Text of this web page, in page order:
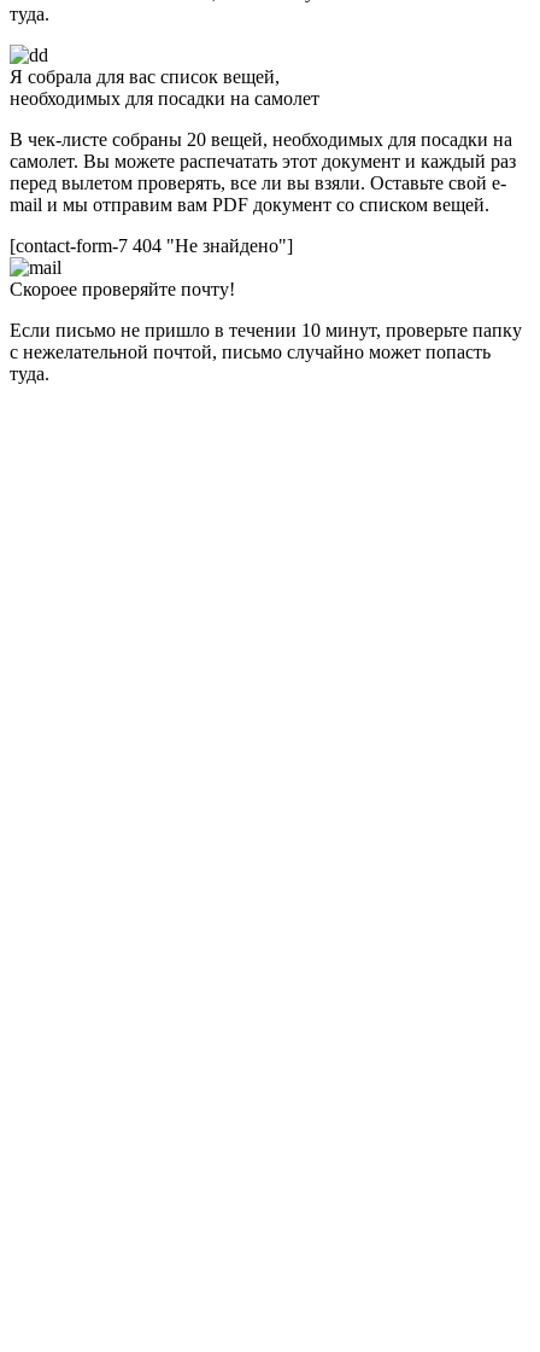
туда.
Я собрала для вас список вещей,
необходимых для посадки на самолет
В чек-листе собраны 20 вещей, необходимых для посадки на
самолет. Вы можете распечатать этот документ и каждый раз
перед вылетом проверять, все ли вы взяли. Оставьте свой e-
mail и мы отправим вам PDF документ со списком вещей.
[contact-form-7 404 "Не знайдено"]
Скороее проверяйте почту!
Если письмо не пришло в течении 10 минут, проверьте папку
с нежелательной почтой, письмо случайно может попасть
туда.